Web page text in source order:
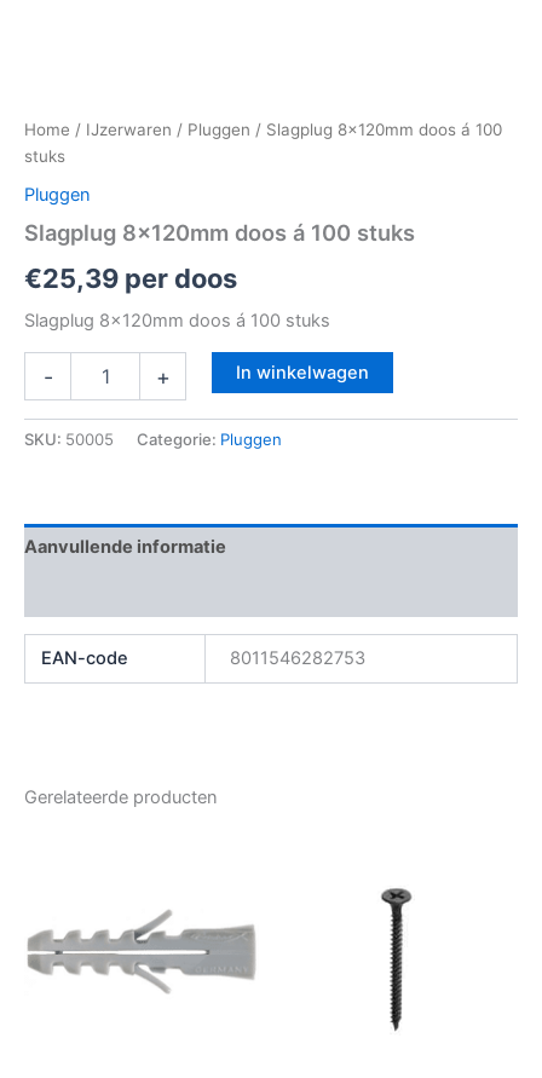
Home / IJzerwaren / Pluggen / Slagplug 8x120mm doos á 100
stuks
Pluggen
Slagplug 8x120mm doos á 100 stuks
€25,39 per doos
Slagplug 8x120mm doos á 100 stuks
- + In winkelwagen
SKU: 50005 Categorie: Pluggen
Aanvullende informatie
EAN-code 8011546282753
Gerelateerde producten